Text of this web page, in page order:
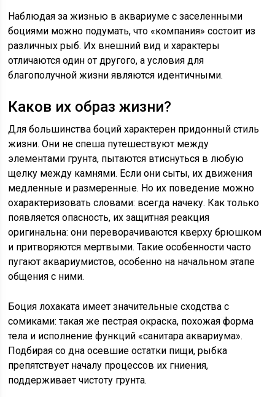
Наблюдая за жизнью в аквариуме с заселенными
боциями можно подумать, что «компания» состоит из
различных рыб. Их внешний вид и характеры
отличаются один от другого, а условия для
благополучной жизни являются идентичными.
Каков их образ жизни?
Для большинства боций характерен придонный стиль
жизни. Они не спеша путешествуют между
элементами грунта, пытаются втиснуться в любую
щелку между камнями. Если они сыты, их движения
медленные и размеренные. Но их поведение можно
охарактеризовать словами: всегда начеку. Как только
появляется опасность, их защитная реакция
оригинальна: они переворачиваются кверху брюшком
и притворяются мертвыми. Такие особенности часто
пугают аквариумистов, особенно на начальном этапе
общения с ними.
Боция лохаката имеет значительные сходства с
сомиками: такая же пестрая окраска, похожая форма
тела и исполнение функций «санитара аквариума».
Подбирая со дна осевшие остатки пищи, рыбка
препятствует началу процессов их гниения,
поддерживает чистоту грунта.